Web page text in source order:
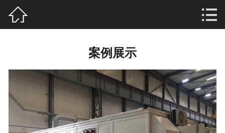
新闻资讯
案例展示
 
案例展示